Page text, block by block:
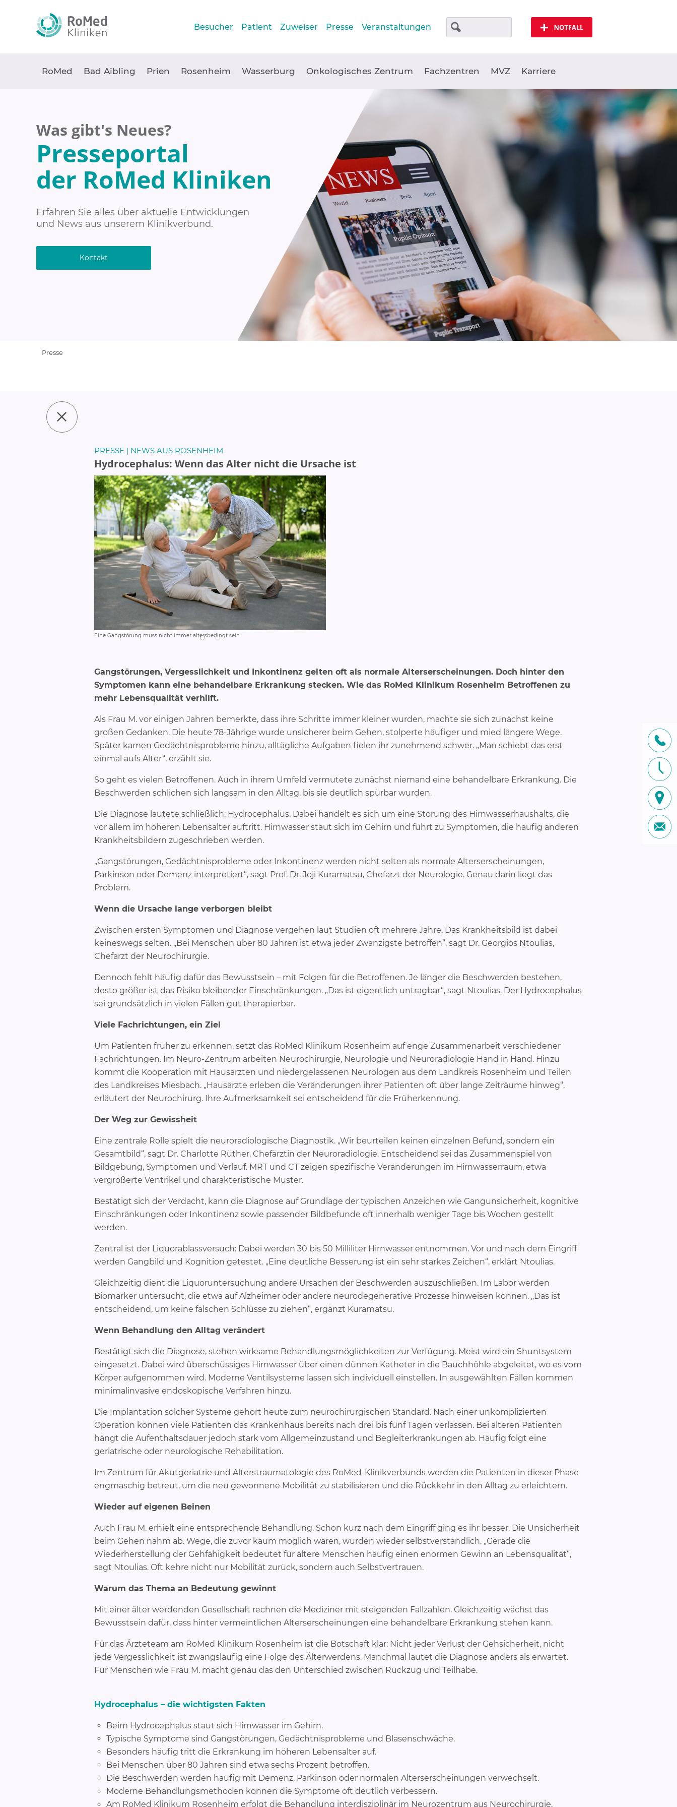
Besucher Patient Zuweiser Presse Veranstaltungen Notfall
RoMed Bad Aibling Prien Rosenheim Wasserburg Onkologisches Zentrum Fachzentren MVZ Karriere
Was gibt's Neues?
Presseportal
der RoMed Kliniken
Erfahren Sie alles über aktuelle Entwicklungen
und News aus unserem Klinikverbund.
Kontakt
Presse
PRESSE | NEWS AUS ROSENHEIM
Hydrocephalus: Wenn das Alter nicht die Ursache ist
Eine Gangstörung muss nicht immer altersbedingt sein.
Gangstörungen, Vergesslichkeit und Inkontinenz gelten oft als normale Alterserscheinungen. Doch hinter den
Symptomen kann eine behandelbare Erkrankung stecken. Wie das RoMed Klinikum Rosenheim Betroffenen zu
mehr Lebensqualität verhilft.
Als Frau M. vor einigen Jahren bemerkte, dass ihre Schritte immer kleiner wurden, machte sie sich zunächst keine
großen Gedanken. Die heute 78-Jährige wurde unsicherer beim Gehen, stolperte häufiger und mied längere Wege.
Später kamen Gedächtnisprobleme hinzu, alltägliche Aufgaben fielen ihr zunehmend schwer. „Man schiebt das erst
einmal aufs Alter“, erzählt sie.
So geht es vielen Betroffenen. Auch in ihrem Umfeld vermutete zunächst niemand eine behandelbare Erkrankung. Die
Beschwerden schlichen sich langsam in den Alltag, bis sie deutlich spürbar wurden.
Die Diagnose lautete schließlich: Hydrocephalus. Dabei handelt es sich um eine Störung des Hirnwasserhaushalts, die
vor allem im höheren Lebensalter auftritt. Hirnwasser staut sich im Gehirn und führt zu Symptomen, die häufig anderen
Krankheitsbildern zugeschrieben werden.
„Gangstörungen, Gedächtnisprobleme oder Inkontinenz werden nicht selten als normale Alterserscheinungen,
Parkinson oder Demenz interpretiert“, sagt Prof. Dr. Joji Kuramatsu, Chefarzt der Neurologie. Genau darin liegt das
Problem.
Wenn die Ursache lange verborgen bleibt
Zwischen ersten Symptomen und Diagnose vergehen laut Studien oft mehrere Jahre. Das Krankheitsbild ist dabei
keineswegs selten. „Bei Menschen über 80 Jahren ist etwa jeder Zwanzigste betroffen“, sagt Dr. Georgios Ntoulias,
Chefarzt der Neurochirurgie.
Dennoch fehlt häufig dafür das Bewusstsein – mit Folgen für die Betroffenen. Je länger die Beschwerden bestehen,
desto größer ist das Risiko bleibender Einschränkungen. „Das ist eigentlich untragbar“, sagt Ntoulias. Der Hydrocephalus
sei grundsätzlich in vielen Fällen gut therapierbar.
Viele Fachrichtungen, ein Ziel
Um Patienten früher zu erkennen, setzt das RoMed Klinikum Rosenheim auf enge Zusammenarbeit verschiedener
Fachrichtungen. Im Neuro-Zentrum arbeiten Neurochirurgie, Neurologie und Neuroradiologie Hand in Hand. Hinzu
kommt die Kooperation mit Hausärzten und niedergelassenen Neurologen aus dem Landkreis Rosenheim und Teilen
des Landkreises Miesbach. „Hausärzte erleben die Veränderungen ihrer Patienten oft über lange Zeiträume hinweg“,
erläutert der Neurochirurg. Ihre Aufmerksamkeit sei entscheidend für die Früherkennung.
Der Weg zur Gewissheit
Eine zentrale Rolle spielt die neuroradiologische Diagnostik. „Wir beurteilen keinen einzelnen Befund, sondern ein
Gesamtbild“, sagt Dr. Charlotte Rüther, Chefärztin der Neuroradiologie. Entscheidend sei das Zusammenspiel von
Bildgebung, Symptomen und Verlauf. MRT und CT zeigen spezifische Veränderungen im Hirnwasserraum, etwa
vergrößerte Ventrikel und charakteristische Muster.
Bestätigt sich der Verdacht, kann die Diagnose auf Grundlage der typischen Anzeichen wie Gangunsicherheit, kognitive
Einschränkungen oder Inkontinenz sowie passender Bildbefunde oft innerhalb weniger Tage bis Wochen gestellt
werden.
Zentral ist der Liquorablassversuch: Dabei werden 30 bis 50 Milliliter Hirnwasser entnommen. Vor und nach dem Eingriff
werden Gangbild und Kognition getestet. „Eine deutliche Besserung ist ein sehr starkes Zeichen“, erklärt Ntoulias.
Gleichzeitig dient die Liquoruntersuchung andere Ursachen der Beschwerden auszuschließen. Im Labor werden
Biomarker untersucht, die etwa auf Alzheimer oder andere neurodegenerative Prozesse hinweisen können. „Das ist
entscheidend, um keine falschen Schlüsse zu ziehen“, ergänzt Kuramatsu.
Wenn Behandlung den Alltag verändert
Bestätigt sich die Diagnose, stehen wirksame Behandlungsmöglichkeiten zur Verfügung. Meist wird ein Shuntsystem
eingesetzt. Dabei wird überschüssiges Hirnwasser über einen dünnen Katheter in die Bauchhöhle abgeleitet, wo es vom
Körper aufgenommen wird. Moderne Ventilsysteme lassen sich individuell einstellen. In ausgewählten Fällen kommen
minimalinvasive endoskopische Verfahren hinzu.
Die Implantation solcher Systeme gehört heute zum neurochirurgischen Standard. Nach einer unkomplizierten
Operation können viele Patienten das Krankenhaus bereits nach drei bis fünf Tagen verlassen. Bei älteren Patienten
hängt die Aufenthaltsdauer jedoch stark vom Allgemeinzustand und Begleiterkrankungen ab. Häufig folgt eine
geriatrische oder neurologische Rehabilitation.
Im Zentrum für Akutgeriatrie und Alterstraumatologie des RoMed-Klinikverbunds werden die Patienten in dieser Phase
engmaschig betreut, um die neu gewonnene Mobilität zu stabilisieren und die Rückkehr in den Alltag zu erleichtern.
Wieder auf eigenen Beinen
Auch Frau M. erhielt eine entsprechende Behandlung. Schon kurz nach dem Eingriff ging es ihr besser. Die Unsicherheit
beim Gehen nahm ab. Wege, die zuvor kaum möglich waren, wurden wieder selbstverständlich. „Gerade die
Wiederherstellung der Gehfähigkeit bedeutet für ältere Menschen häufig einen enormen Gewinn an Lebensqualität“,
sagt Ntoulias. Oft kehre nicht nur Mobilität zurück, sondern auch Selbstvertrauen.
Warum das Thema an Bedeutung gewinnt
Mit einer älter werdenden Gesellschaft rechnen die Mediziner mit steigenden Fallzahlen. Gleichzeitig wächst das
Bewusstsein dafür, dass hinter vermeintlichen Alterserscheinungen eine behandelbare Erkrankung stehen kann.
Für das Ärzteteam am RoMed Klinikum Rosenheim ist die Botschaft klar: Nicht jeder Verlust der Gehsicherheit, nicht
jede Vergesslichkeit ist zwangsläufig eine Folge des Älterwerdens. Manchmal lautet die Diagnose anders als erwartet.
Für Menschen wie Frau M. macht genau das den Unterschied zwischen Rückzug und Teilhabe.
Hydrocephalus – die wichtigsten Fakten
Beim Hydrocephalus staut sich Hirnwasser im Gehirn.
Typische Symptome sind Gangstörungen, Gedächtnisprobleme und Blasenschwäche.
Besonders häufig tritt die Erkrankung im höheren Lebensalter auf.
Bei Menschen über 80 Jahren sind etwa sechs Prozent betroffen.
Die Beschwerden werden häufig mit Demenz, Parkinson oder normalen Alterserscheinungen verwechselt.
Moderne Behandlungsmethoden können die Symptome oft deutlich verbessern.
Am RoMed Klinikum Rosenheim erfolgt die Behandlung interdisziplinär im Neurozentrum aus Neurochirurgie,